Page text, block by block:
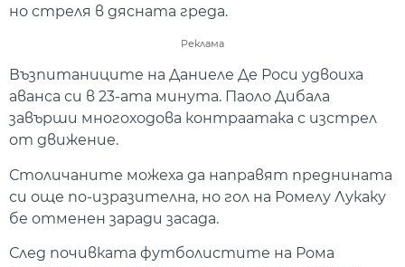
но стреля в дясната греда.
Реклама
Възпитаниците на Даниеле Де Роси удвоиха
аванса си в 23-ата минута. Паоло Дибала
завърши многоходова контраатака с изстрел
от движение.
Столичаните можеха да направят преднината
си още по-изразителна, но гол на Ромелу Лукаку
бе отменен заради засада.
След почивката футболистите на Рома